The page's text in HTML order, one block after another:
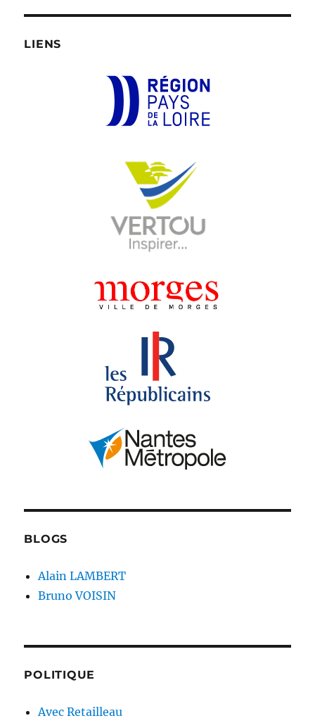
LIENS
BLOGS
Alain LAMBERT
Bruno VOISIN
POLITIQUE
Avec Retailleau